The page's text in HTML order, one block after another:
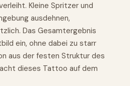
Kleine Spritzer und
ausdehnen,
Das Gesamtergebnis
ein, ohne dabei zu starr
aus der festen Struktur des
dieses Tattoo auf dem